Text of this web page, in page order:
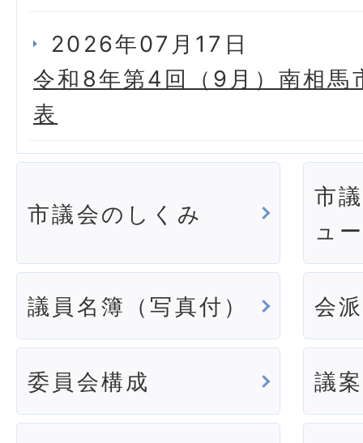
2026年07月17日
令和8年第4回（9月）南相馬
表
市議会のしくみ
市
ュ
議員名簿（写真付） 会
委員会構成 議